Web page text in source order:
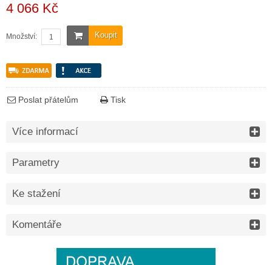
4 066 Kč
Koupit
Množství:
Poslat přátelům Tisk
Více informací
Parametry
Ke stažení
Komentáře